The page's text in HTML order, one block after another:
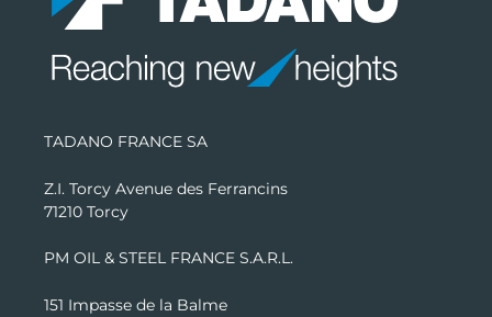
TADANO FRANCE SA
Z.I. Torcy Avenue des Ferrancins
71210 Torcy
PM OIL & STEEL FRANCE S.A.R.L.
151 Impasse de la Balme